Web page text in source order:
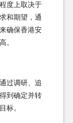
度上取决于
和期望，通
确保香港安
。
过调研、追
到确定并转
标。